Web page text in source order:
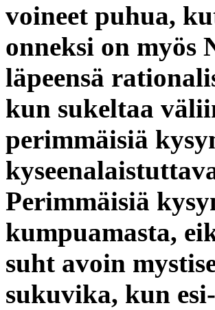
voineet puhua,
onneksi on myös
läpeensä
kun sukeltaa
perimmäisiä
Perimmäisiä
kumpuamasta,
suht avoin
sukuvika, kun